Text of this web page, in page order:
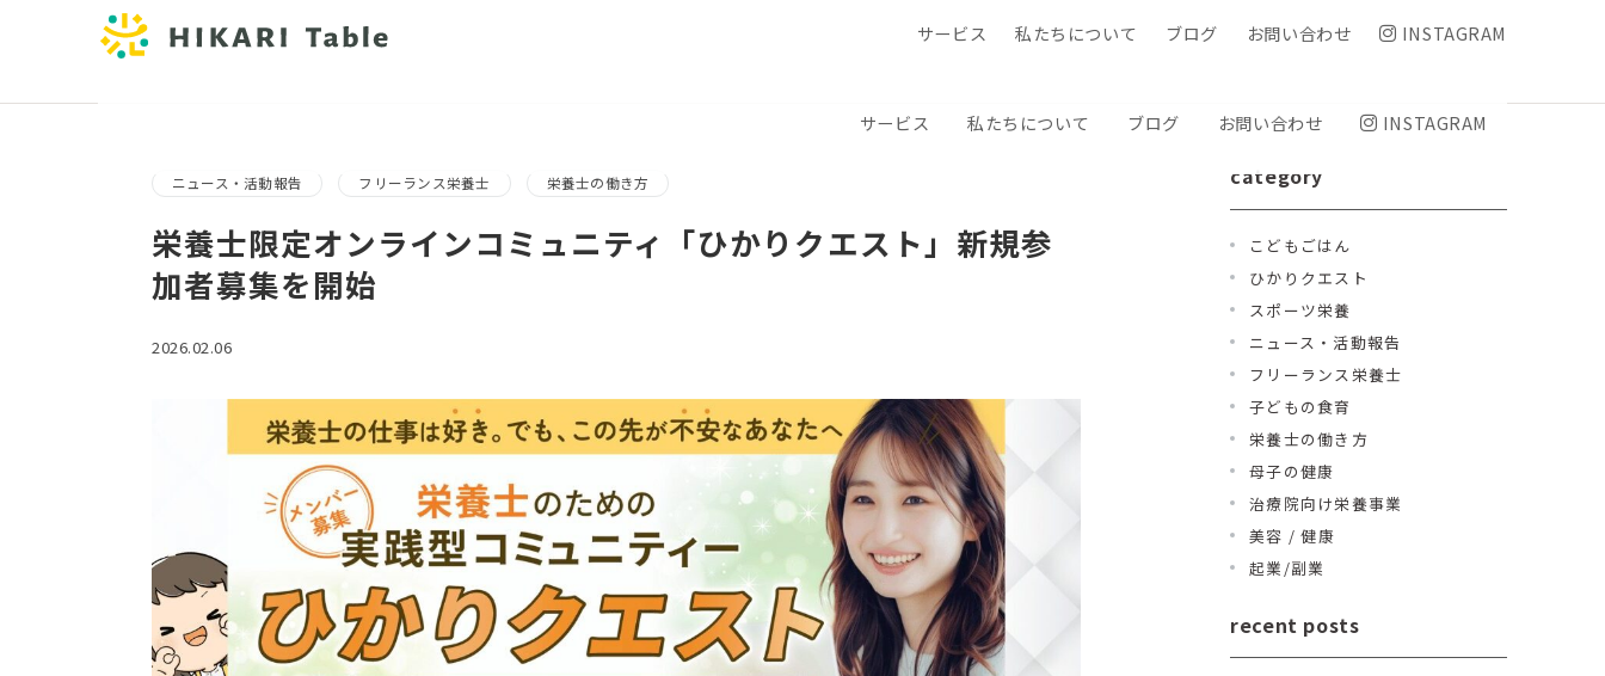
サービス 私たちについて ブログ お問い合わせ INSTAGRAM
サービス 私たちについて ブログ お問い合わせ INSTAGRAM
ニュース・活動報告 フリーランス栄養士 栄養士の働き方
栄養士限定オンラインコミュニティ「ひかりクエスト」新規参
加者募集を開始
2026.02.06
category
こどもごはん
ひかりクエスト
スポーツ栄養
ニュース・活動報告
フリーランス栄養士
子どもの食育
栄養士の働き方
母子の健康
治療院向け栄養事業
美容 / 健康
起業/副業
recent posts